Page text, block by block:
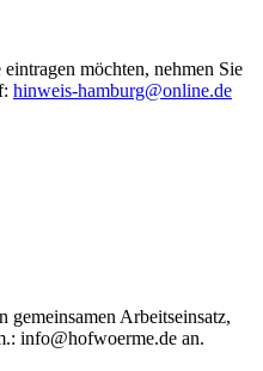
möchten, nehmen Sie
hinweis-hamburg@online.de
gemeinsamen Arbeitseinsatz,
info@hofwoerme.de an.